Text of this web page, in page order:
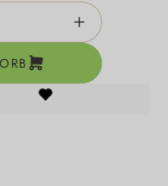
gewünschten